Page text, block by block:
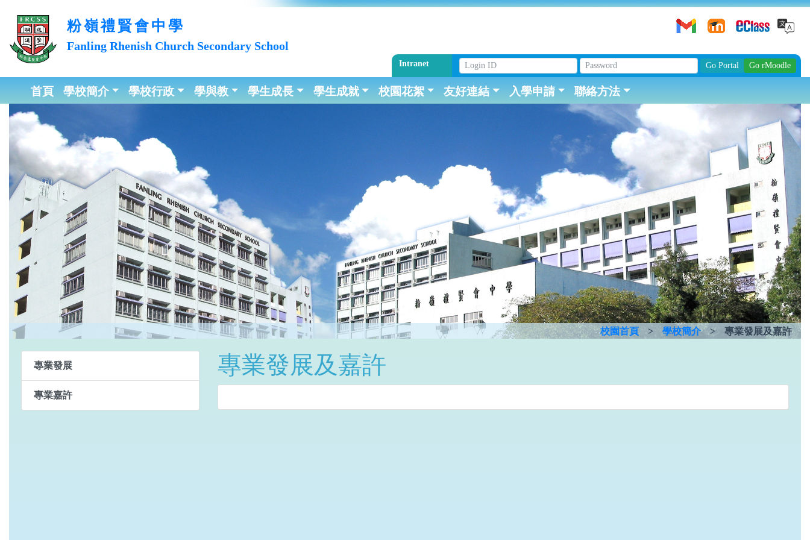
粉嶺禮賢會中學
Fanling Rhenish Church Secondary School
Intranet
首頁 學校簡介 學校行政 學與教 學生成長 學生成就 校園花絮 友好連結 入學申請 聯絡方法
校園首頁 > 學校簡介 > 專業發展及嘉許
專業發展
專業嘉許
專業發展及嘉許